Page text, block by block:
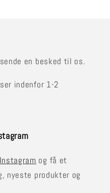
en besked til os.
indenfor 1-2
Instagram og få et
nyeste produkter og